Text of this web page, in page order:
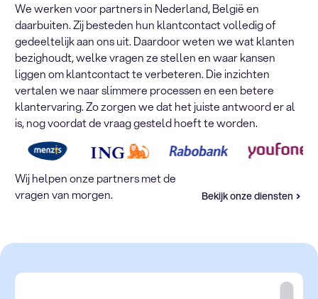
We werken voor partners in Nederland, België en
daarbuiten. Zij besteden hun klantcontact volledig of
gedeeltelijk aan ons uit. Daardoor weten we wat klanten
bezighoudt, welke vragen ze stellen en waar kansen
liggen om klantcontact te verbeteren. Die inzichten
vertalen we naar slimmere processen en een betere
klantervaring. Zo zorgen we dat het juiste antwoord er al
is, nog voordat de vraag gesteld hoeft te worden.
Wij helpen onze partners met de
vragen van morgen.
Bekijk onze diensten